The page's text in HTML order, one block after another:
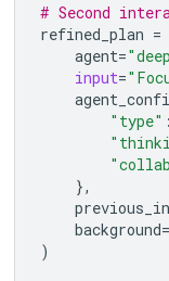
# Second
refined_plan =
agent=
input=
"type" :
},
background=
)